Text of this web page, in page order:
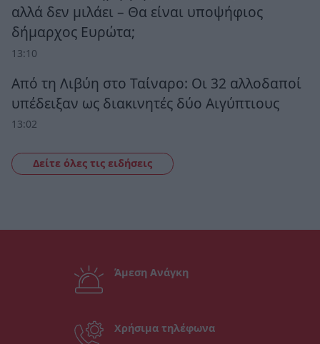
αλλά δεν μιλάει – Θα είναι υποψήφιος
δήμαρχος Ευρώτα;
13:10
Από τη Λιβύη στο Ταίναρο: Οι 32 αλλοδαποί
υπέδειξαν ως διακινητές δύο Αιγύπτιους
13:02
Δείτε όλες τις ειδήσεις
Άμεση Ανάγκη
Χρήσιμα τηλέφωνα